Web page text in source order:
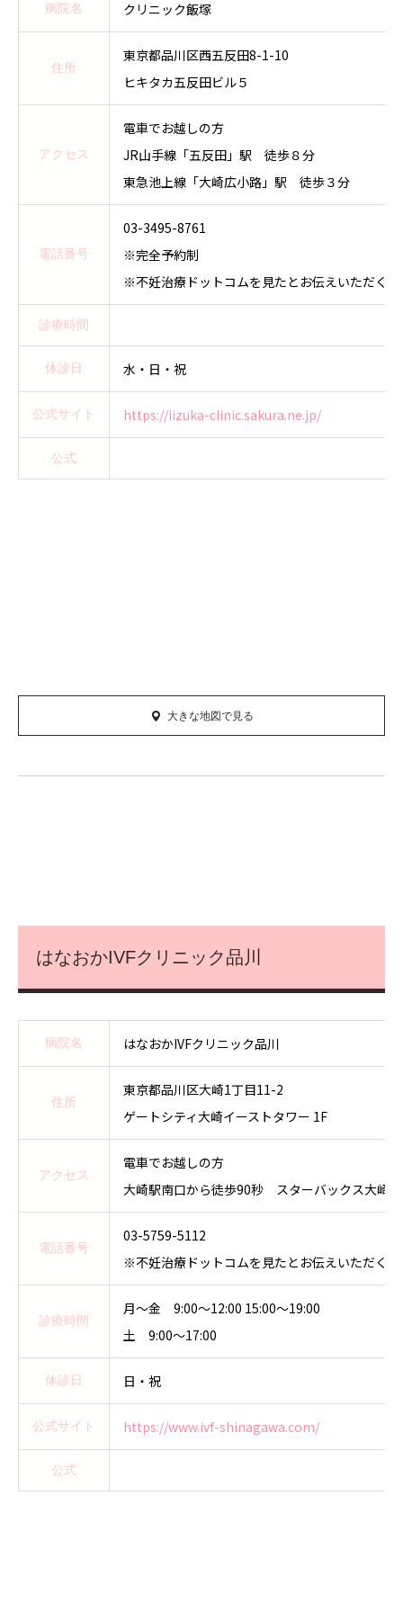
病院名 クリニック飯塚
住所
東京都品川区西五反田8-1-10
ヒキタカ五反田ビル５
アクセス
電車でお越しの方
JR山手線「五反田」駅 徒歩８分
東急池上線「大崎広小路」駅 徒歩３分
電話番号
03-3495-8761
※完全予約制
※不妊治療ドットコムを見たとお伝えいただくと
診療時間
休診日 水・日・祝
公式サイト https://iizuka-clinic.sakura.ne.jp/
公式
大きな地図で見る
はなおかIVFクリニック品川
病院名 はなおかIVFクリニック品川
住所
東京都品川区大崎1丁目11-2
ゲートシティ大崎イーストタワー 1F
アクセス
電車でお越しの方
大崎駅南口から徒歩90秒 スターバックス大崎
電話番号
03-5759-5112
※不妊治療ドットコムを見たとお伝えいただくと
診療時間
月〜金 9:00〜12:00 15:00〜19:00
土 9:00〜17:00
休診日 日・祝
公式サイト https://www.ivf-shinagawa.com/
公式